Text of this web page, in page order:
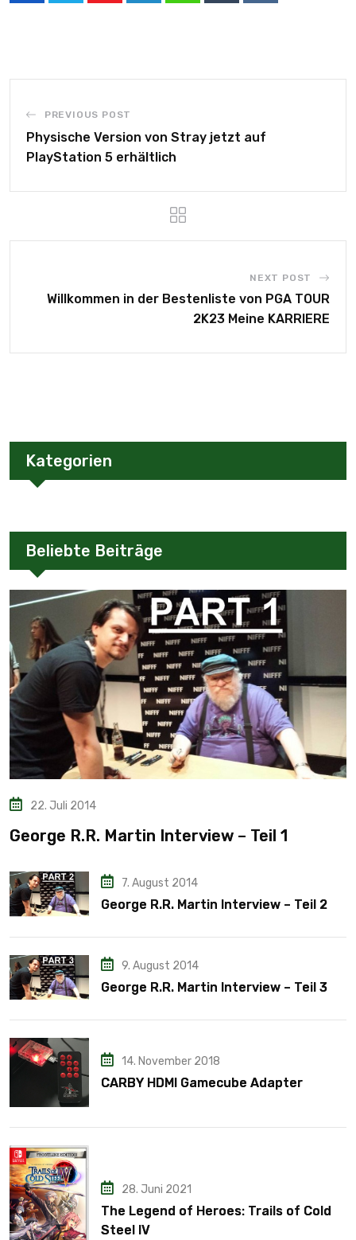
PREVIOUS POST
Physische Version von Stray jetzt auf
PlayStation 5 erhältlich
NEXT POST
Willkommen in der Bestenliste von PGA TOUR
2K23 Meine KARRIERE
Kategorien
Beliebte Beiträge
22. Juli 2014
George R.R. Martin Interview – Teil 1
7. August 2014
George R.R. Martin Interview – Teil 2
9. August 2014
George R.R. Martin Interview – Teil 3
14. November 2018
CARBY HDMI Gamecube Adapter
28. Juni 2021
The Legend of Heroes: Trails of Cold
Steel IV